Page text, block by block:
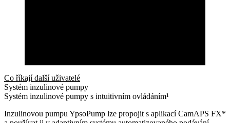
Co říkají další uživatelé
Systém inzulinové pumpy
Systém inzulinové pumpy s intuitivním ovládáním¹
Inzulinovou pumpu YpsoPump lze propojit s aplikací CamAPS FX*